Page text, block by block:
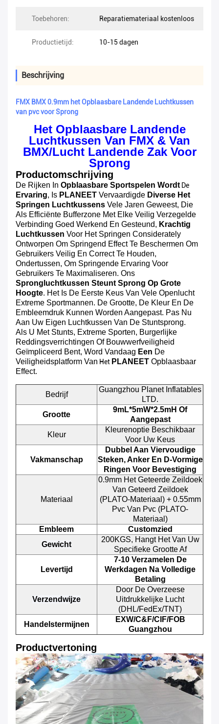
Toebehoren: Reparatiemateriaal kostenloos
Productietijd: 10-15 dagen
Beschrijving
FMX BMX 0.9mm het Opblaasbare Landende Luchtkussen
van pvc voor Sprong
Het Opblaasbare Landende
Luchtkussen Van FMX & Van
BMX/Lucht Landende Zak Voor
Sprong
Productomschrijving
De Rijken In Opblaasbare Sportspelen WordtDe
Ervaring, Is PLANEET Vervaardigde Diverse Het
Springen Luchtkussens Vele Jaren Geweest, Die
Als Efficiënte Bufferzone Met Elke Veilig Verzegelde
Verbinding Goed Werkend En Gesteund, Krachtig
Luchtkussen Voor Het Springen Considerately
Ontworpen Om Springend Effect Te Beschermen Om
Gebruikers Veilig En Correct Te Houden,
Ondertussen, Om Springende Ervaring Voor
Gebruikers Te Maximaliseren. Ons
Sprongluchtkussen Steunt Sprong Op Grote
Hoogte. Het Is De Eerste Keus Van Vele Openlucht
Extreme Sportmannen. De Grootte, De Kleur En De
Embleemdruk Kunnen Worden Aangepast. Pas Nu
Aan Uw Eigen Luchtkussen Van De Stuntsprong.
Als U Met Stunts, Extreme Sporten, Burgerlijke
Reddingsverrichtingen Of Bouwwerfveiligheid
Geïmpliceerd Bent, Word Vandaag Een De
Veiligheidsplatform Van Het PLANEET Opblaasbaar
Effect.
Bedrijf
Guangzhou Planet Inflatables
LTD.
Grootte
9mL*5mW*2.5mH Of
Aangepast
Kleur
Kleurenoptie Beschikbaar
Voor Uw Keus
Vakmanschap
Dubbel Aan Viervoudige
Steken, Anker En D-Vormige
Ringen Voor Bevestiging
Materiaal
0.9mm Het Geteerde Zeildoek
Van Geteerd Zeildoek
(PLATO-Materiaal) + 0.55mm
Pvc Van Pvc (PLATO-
Materiaal)
Embleem
Customzied
Gewicht
200KGS, Hangt Het Van Uw
Specifieke Grootte Af
Levertijd
7-10 Verzamelen De
Werkdagen Na Volledige
Betaling
Verzendwijze
Door De Overzeese
Uitdrukkelijke Lucht
(DHL/FedEx/TNT)
Handelstermijnen
EXW/C&F/CIF/FOB
Guangzhou
Productvertoning